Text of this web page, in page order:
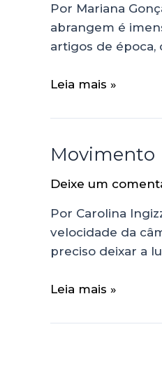
Por Mariana
abrangem é
artigos de época,
Leia mais »
Movimento
Deixe um
Por Carolina
velocidade da
preciso deixar a
Leia mais »